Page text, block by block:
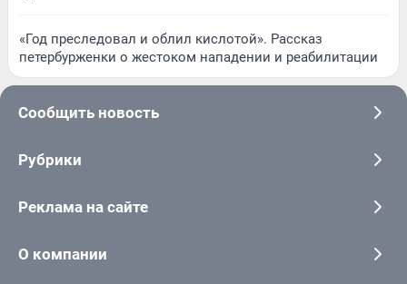
«Год преследовал и облил кислотой». Рассказ
петербурженки о жестоком нападении и реабилитации
Сообщить новость
Рубрики
Реклама на сайте
О компании